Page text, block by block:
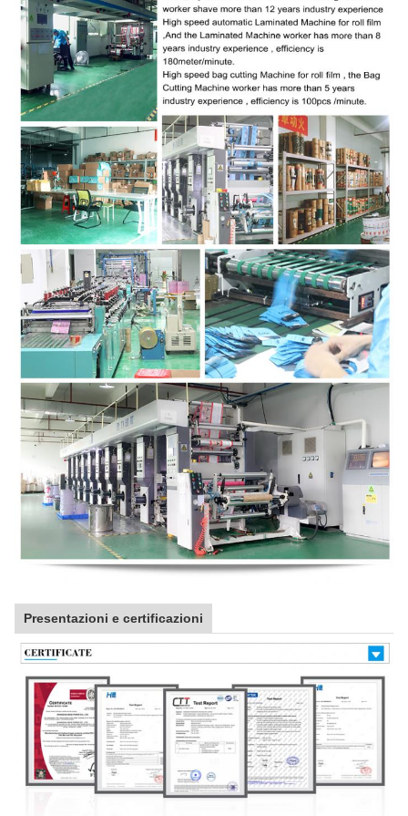
Presentazioni e certificazioni